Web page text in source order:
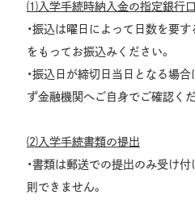
⑴入学手続時納入金の指定銀行
・振込は曜日によって日数を要
をもってお振込みください。
・振込日が締切日当日となる場
ず金融機関へご自身でご確認くだ
⑵入学手続書類の提出
・書類は郵送での提出のみ受け
則できません。